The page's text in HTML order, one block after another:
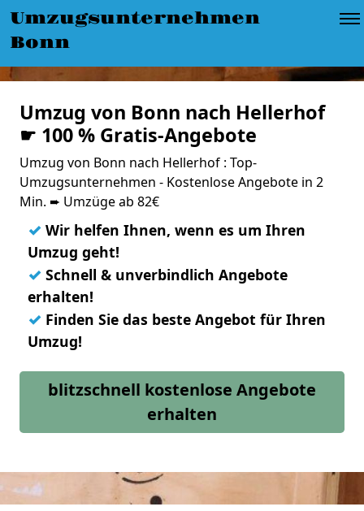
Umzugsunternehmen
Bonn
Umzug von Bonn nach Hellerhof
☛ 100 % Gratis-Angebote
Umzug von Bonn nach Hellerhof : Top-
Umzugsunternehmen - Kostenlose Angebote in 2
Min. ➨ Umzüge ab 82€
✓ Wir helfen Ihnen, wenn es um Ihren
Umzug geht!
✓ Schnell & unverbindlich Angebote
erhalten!
✓ Finden Sie das beste Angebot für Ihren
Umzug!
blitzschnell kostenlose Angebote
erhalten